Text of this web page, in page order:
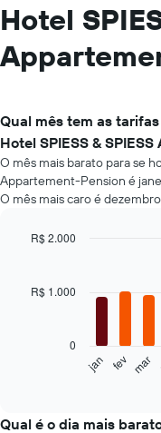
Hotel
Qual mês tem as
Hotel SPIESS &
O mês mais barato para se
Appartement-Pension é
O mês mais caro é
with
12
exibe
jan fev mar
0
R$ 1.000
R$ 2.000
Qual é o dia mais